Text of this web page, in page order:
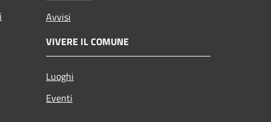
Avvisi
VIVERE IL COMUNE
Luoghi
Eventi